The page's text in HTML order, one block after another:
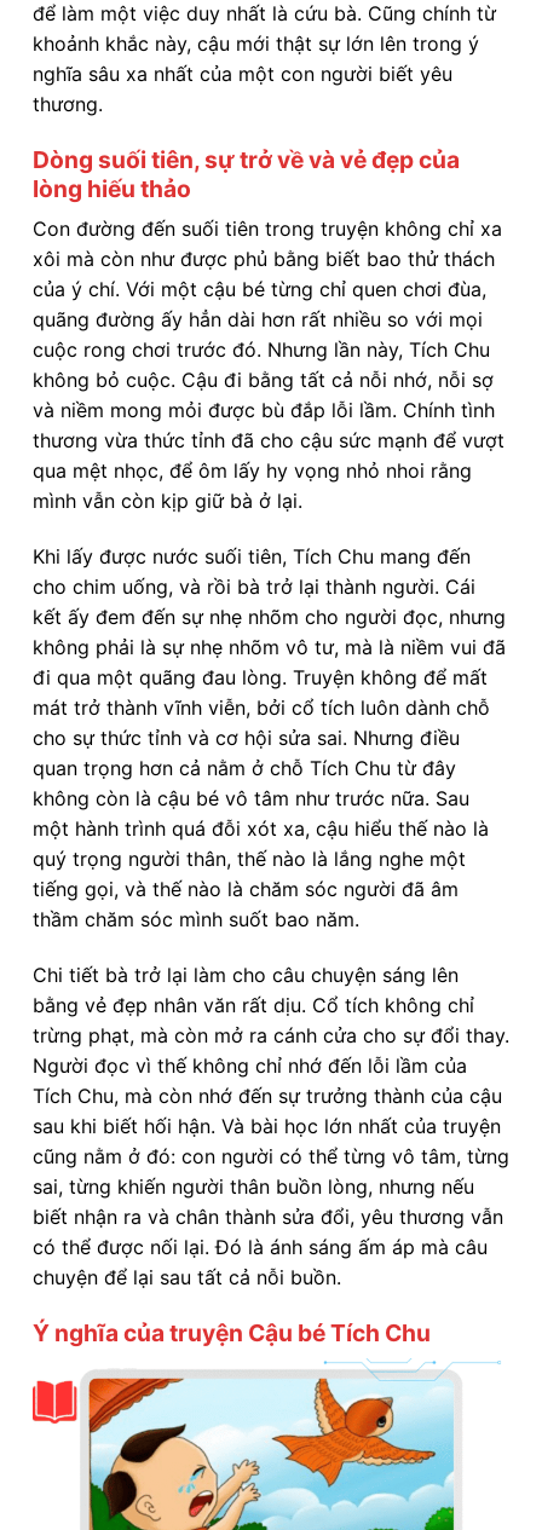
để làm một việc duy nhất là cứu bà. Cũng chính từ
khoảnh khắc này, cậu mới thật sự lớn lên trong ý
nghĩa sâu xa nhất của một con người biết yêu
thương.
Dòng suối tiên, sự trở về và vẻ đẹp của
lòng hiếu thảo
Con đường đến suối tiên trong truyện không chỉ xa
xôi mà còn như được phủ bằng biết bao thử thách
của ý chí. Với một cậu bé từng chỉ quen chơi đùa,
quãng đường ấy hẳn dài hơn rất nhiều so với mọi
cuộc rong chơi trước đó. Nhưng lần này, Tích Chu
không bỏ cuộc. Cậu đi bằng tất cả nỗi nhớ, nỗi sợ
và niềm mong mỏi được bù đắp lỗi lầm. Chính tình
thương vừa thức tỉnh đã cho cậu sức mạnh để vượt
qua mệt nhọc, để ôm lấy hy vọng nhỏ nhoi rằng
mình vẫn còn kịp giữ bà ở lại.
Khi lấy được nước suối tiên, Tích Chu mang đến
cho chim uống, và rồi bà trở lại thành người. Cái
kết ấy đem đến sự nhẹ nhõm cho người đọc, nhưng
không phải là sự nhẹ nhõm vô tư, mà là niềm vui đã
đi qua một quãng đau lòng. Truyện không để mất
mát trở thành vĩnh viễn, bởi cổ tích luôn dành chỗ
cho sự thức tỉnh và cơ hội sửa sai. Nhưng điều
quan trọng hơn cả nằm ở chỗ Tích Chu từ đây
không còn là cậu bé vô tâm như trước nữa. Sau
một hành trình quá đỗi xót xa, cậu hiểu thế nào là
quý trọng người thân, thế nào là lắng nghe một
tiếng gọi, và thế nào là chăm sóc người đã âm
thầm chăm sóc mình suốt bao năm.
Chi tiết bà trở lại làm cho câu chuyện sáng lên
bằng vẻ đẹp nhân văn rất dịu. Cổ tích không chỉ
trừng phạt, mà còn mở ra cánh cửa cho sự đổi thay.
Người đọc vì thế không chỉ nhớ đến lỗi lầm của
Tích Chu, mà còn nhớ đến sự trưởng thành của cậu
sau khi biết hối hận. Và bài học lớn nhất của truyện
cũng nằm ở đó: con người có thể từng vô tâm, từng
sai, từng khiến người thân buồn lòng, nhưng nếu
biết nhận ra và chân thành sửa đổi, yêu thương vẫn
có thể được nối lại. Đó là ánh sáng ấm áp mà câu
chuyện để lại sau tất cả nỗi buồn.
Ý nghĩa của truyện Cậu bé Tích Chu